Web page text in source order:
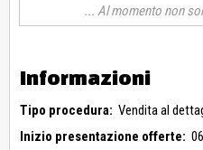
Al momento non
Informazioni
Tipo procedura: Vendita al
Inizio presentazione offerte: